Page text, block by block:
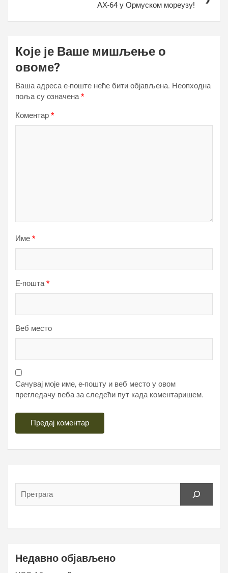
АХ-64 у Ормуском мореузу!
Које је Ваше мишљење о
овоме?
Ваша адреса е-поште неће бити објављена. Неопходна
поља су означена*
Коментар *
Име *
Е-пошта*
Веб место
Сачувај моје име, е-пошту и веб место у овом
прегледачу веба за следећи пут када коментаришем.
Недавно објављено